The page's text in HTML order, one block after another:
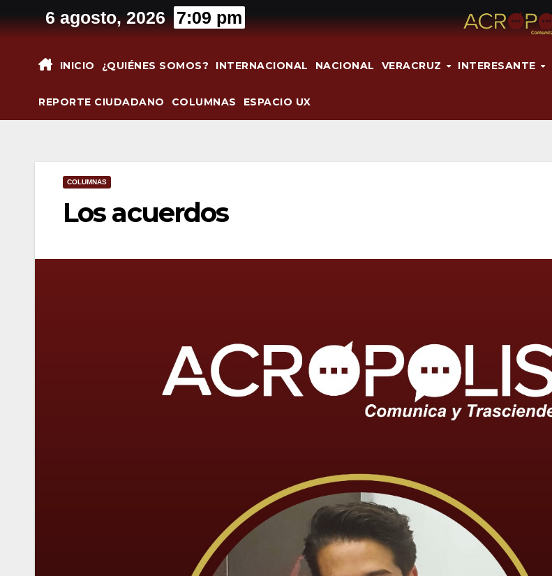
al
6 agosto, 2026 7:09 pm
INICIO ¿QUIÉNES SOMOS? INTERNACIONAL NACIONAL VERACRUZ INTERESANTE
REPORTE CIUDADANO COLUMNAS ESPACIO UX
COLUMNAS
Los acuerdos